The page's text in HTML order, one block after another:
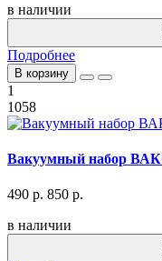
в наличии
Подробнее
В корзину
1
1058
Вакуумный набор
490 р. 850 р.
в наличии